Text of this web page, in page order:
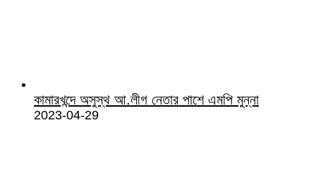
কামারখন্দে অসুস্থ আ.লীগ নেতার পাশে এমপি মুন্না
2023-04-29